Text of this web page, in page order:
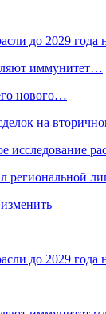
до 2029 года
иммунитет…
нового…
на
исследование
региональной
до 2029